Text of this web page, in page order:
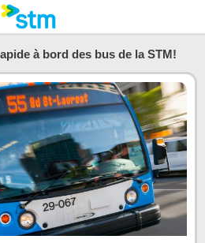
à bord des bus de la STM!